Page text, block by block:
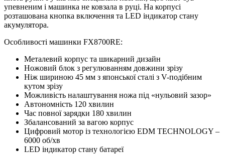
упевненим і машинка не ковзала в руці. На корпусі
розташована кнопка включення та LED індикатор стану
акумулятора.
Особливості машинки FX8700RE:
Металевий корпус та шикарний дизайн
Ножовий блок з регулюванням довжини зрізу
Ніж шириною 45 мм з японської сталі з V-подібним
кутом зрізу
Можливість налаштування ножа під «нульовий зазор»
Автономність 120 хвилин
Час повної зарядки 180 хвилин
Збалансований за вагою корпус
Цифровий мотор із технологією EDM TECHNOLOGY –
6000 об/хв
LED індикатор стану батареї